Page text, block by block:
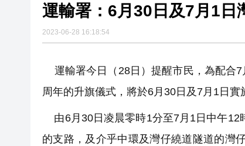
運輸署：6月30日及7月1日
2023-06-28 16:18:54
運輸署今日（28日）提醒市民，為配合7
周年的升旗儀式，將於6月30日及7月1日實
由6月30日凌晨零時1分至7月1日中午12
的支路，及介乎中環及灣仔繞道隧道的灣